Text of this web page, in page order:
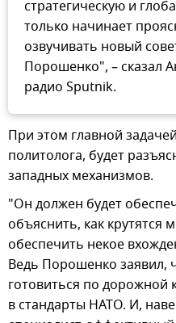
стратегическую и
только начинает
озвучивать новый
Порошенко", – сказал
радио Sputnik.
При этом главной
политолога, будет
западных механизмов.
"Он должен будет
объяснить, как крутятся
обеспечить некое
Ведь Порошенко заявил,
готовиться по дорожной
в стандарты НАТО. И,